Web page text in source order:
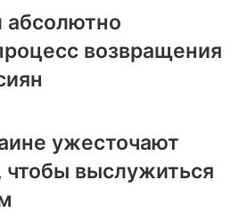
абсолютно
возвращения
ужесточают
выслужиться